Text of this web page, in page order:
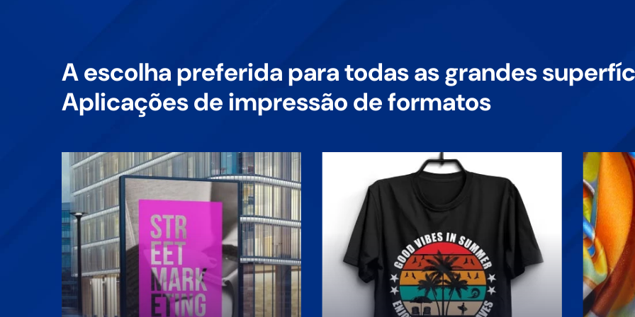
A escolha preferida para todas as grandes
Aplicações de impressão de formatos
Obtenha uma precisão e um
detalhe inigualáveis com o
nosso software DTF RIP,
concebido para uma precisão
de cor e fiabilidade